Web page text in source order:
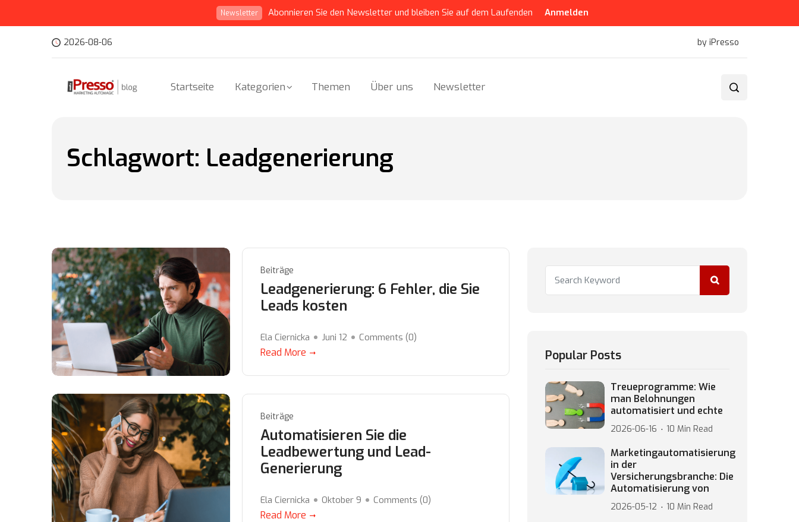
Newsletter Abonnieren Sie den Newsletter und bleiben Sie auf dem Laufenden Anmelden
2026-08-06 by iPresso
Startseite Kategorien Themen Über uns Newsletter
Schlagwort: Leadgenerierung
Beiträge
Leadgenerierung: 6 Fehler, die Sie
Leads kosten
Ela Ciernicka Juni 12 Comments (0)
Read More
Beiträge
Automatisieren Sie die
Leadbewertung und Lead-
Generierung
Ela Ciernicka Oktober 9 Comments (0)
Read More
Popular Posts
Treueprogramme: Wie
man Belohnungen
automatisiert und echte
2026-06-16 10 Min Read
Marketingautomatisierung
in der
Versicherungsbranche: Die
Automatisierung von
2026-05-12 10 Min Read